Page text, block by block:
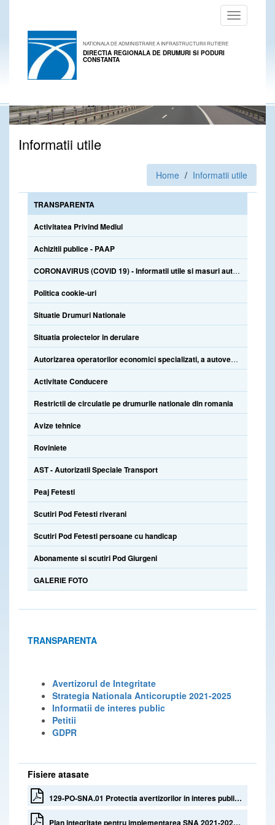
Toggle
navigation
NATIONALA DE ADMINISTRARE A INFRASTRUCTURII RUTIERE
DIRECTIA REGIONALA DE DRUMURI SI PODURI
CONSTANTA
Informatii utile
Home Informatii utile
TRANSPARENTA
Activitatea Privind Mediul
Achizitii publice - PAAP
CORONAVIRUS (COVID 19) - Informatii utile si masuri autoprotectie
Politica cookie-uri
Situatie Drumuri Nationale
Situatia proiectelor in derulare
Autorizarea operatorilor economici specializati, a autovehiculelor de insotire si atestare a personalului specializat
Activitate Conducere
Restrictii de circulatie pe drumurile nationale din romania
Avize tehnice
Roviniete
AST - Autorizatii Speciale Transport
Peaj Fetesti
Scutiri Pod Fetesti riverani
Scutiri Pod Fetesti persoane cu handicap
Abonamente si scutiri Pod Giurgeni
GALERIE FOTO
TRANSPARENTA
Avertizorul de Integritate
Strategia Nationala Anticoruptie 2021-2025
Informatii de interes public
Petitii
GDPR
Fisiere atasate
129-PO-SNA.01 Protectia avertizorilor in interes public la nivelul DRDP Constanta
Plan integritate pentru implementarea SNA 2021-2025 in cadrul DRDP Constanta